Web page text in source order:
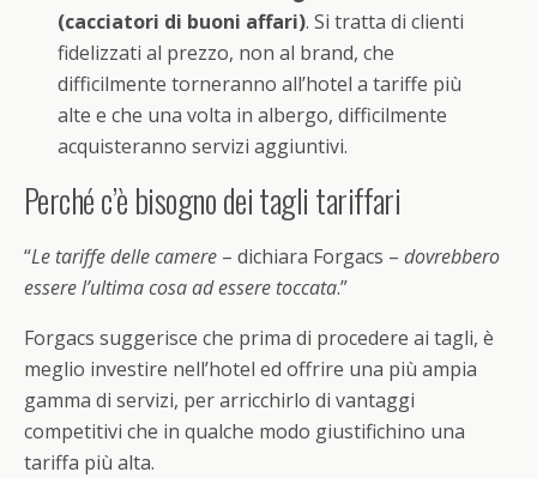
(cacciatori di buoni affari). Si tratta di clienti
fidelizzati al prezzo, non al brand, che
difficilmente torneranno all’hotel a tariffe più
alte e che una volta in albergo, difficilmente
acquisteranno servizi aggiuntivi.
Perché c’è bisogno dei tagli tariffari
“Le tariffe delle camere – dichiara Forgacs – dovrebbero
essere l’ultima cosa ad essere toccata.”
Forgacs suggerisce che prima di procedere ai tagli, è
meglio investire nell’hotel ed offrire una più ampia
gamma di servizi, per arricchirlo di vantaggi
competitivi che in qualche modo giustifichino una
tariffa più alta.